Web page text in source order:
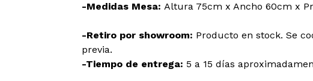
-Medidas Mesa: Altura 75cm x Ancho 60cm x
-Retiro por showroom: Producto en stock. Se
previa.
-Tiempo de entrega: 5 a 15 días